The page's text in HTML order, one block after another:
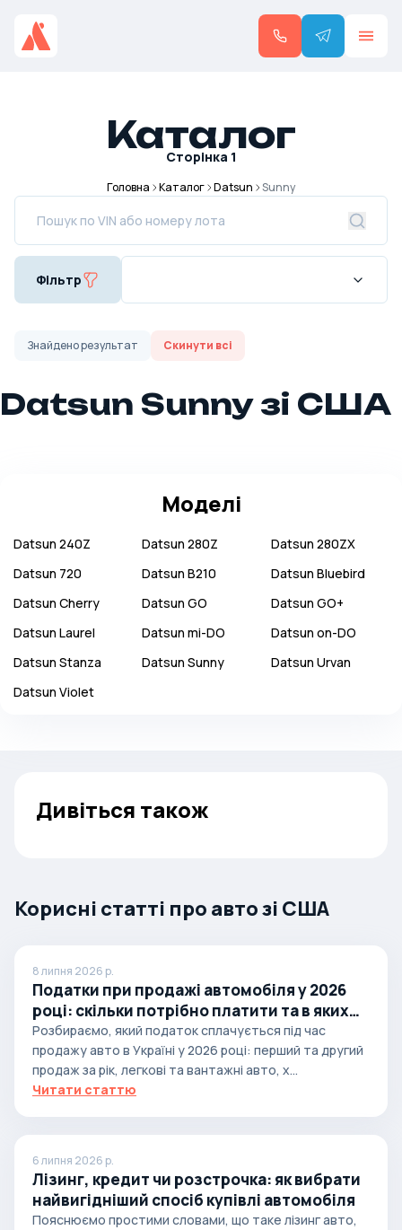
Каталог
Сторінка 1
Головна Каталог Datsun Sunny
Фільтр
Знайденорезультат Скинути всі
Datsun Sunny зі США
Моделі
Datsun 240Z Datsun 280Z Datsun 280ZX
Datsun 720 Datsun B210 Datsun Bluebird
Datsun Cherry Datsun GO Datsun GO+
Datsun Laurel Datsun mi-DO Datsun on-DO
Datsun Stanza Datsun Sunny Datsun Urvan
Datsun Violet
Дивіться також
Корисні статті про авто зі США
8 липня 2026 р.
Податки при продажі автомобіля у 2026
році: скільки потрібно платити та в яких
випадках
Розбираємо, який податок сплачується під час
продажу авто в Україні у 2026 році: перший та другий
продаж за рік, легкові та вантажні авто, х...
Читати статтю
6 липня 2026 р.
Лізинг, кредит чи розстрочка: як вибрати
найвигідніший спосіб купівлі автомобіля
Пояснюємо простими словами, що таке лізинг авто,